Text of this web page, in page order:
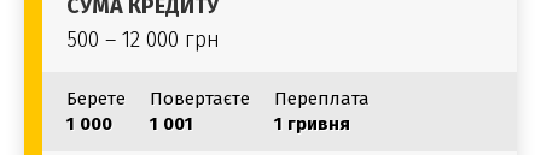
СУМА КРЕДИТУ
500 – 12 000 грн
Берете
1 000
Повертаєте
1 001
Переплата
1 гривня